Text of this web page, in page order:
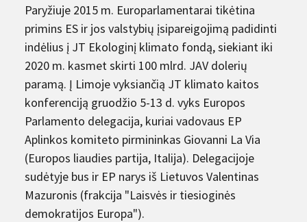
Paryžiuje 2015 m. Europarlamentarai tikėtina
primins ES ir jos valstybių įsipareigojimą padidinti
indėlius į JT Ekologinį klimato fondą, siekiant iki
2020 m. kasmet skirti 100 mlrd. JAV dolerių
paramą. Į Limoje vyksiančią JT klimato kaitos
konferenciją gruodžio 5-13 d. vyks Europos
Parlamento delegacija, kuriai vadovaus EP
Aplinkos komiteto pirmininkas Giovanni La Via
(Europos liaudies partija, Italija). Delegacijoje
sudėtyje bus ir EP narys iš Lietuvos Valentinas
Mazuronis (frakcija "Laisvės ir tiesioginės
demokratijos Europa").